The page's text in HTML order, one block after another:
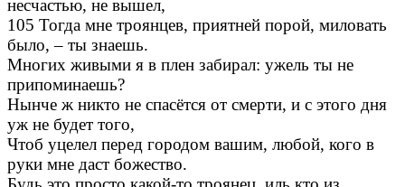
несчастью, не вышел,
105 Тогда мне троянцев, приятней порой, миловать
было, – ты знаешь.
Многих живыми я в плен забирал: ужель ты не
припоминаешь?
Нынче ж никто не спасётся от смерти, и с этого дня
уж не будет того,
Чтоб уцелел перед городом вашим, любой, кого в
руки мне даст божество.